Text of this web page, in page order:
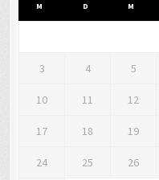
M D M
3 4 5
10 11 12
17 18 19
24 25 26